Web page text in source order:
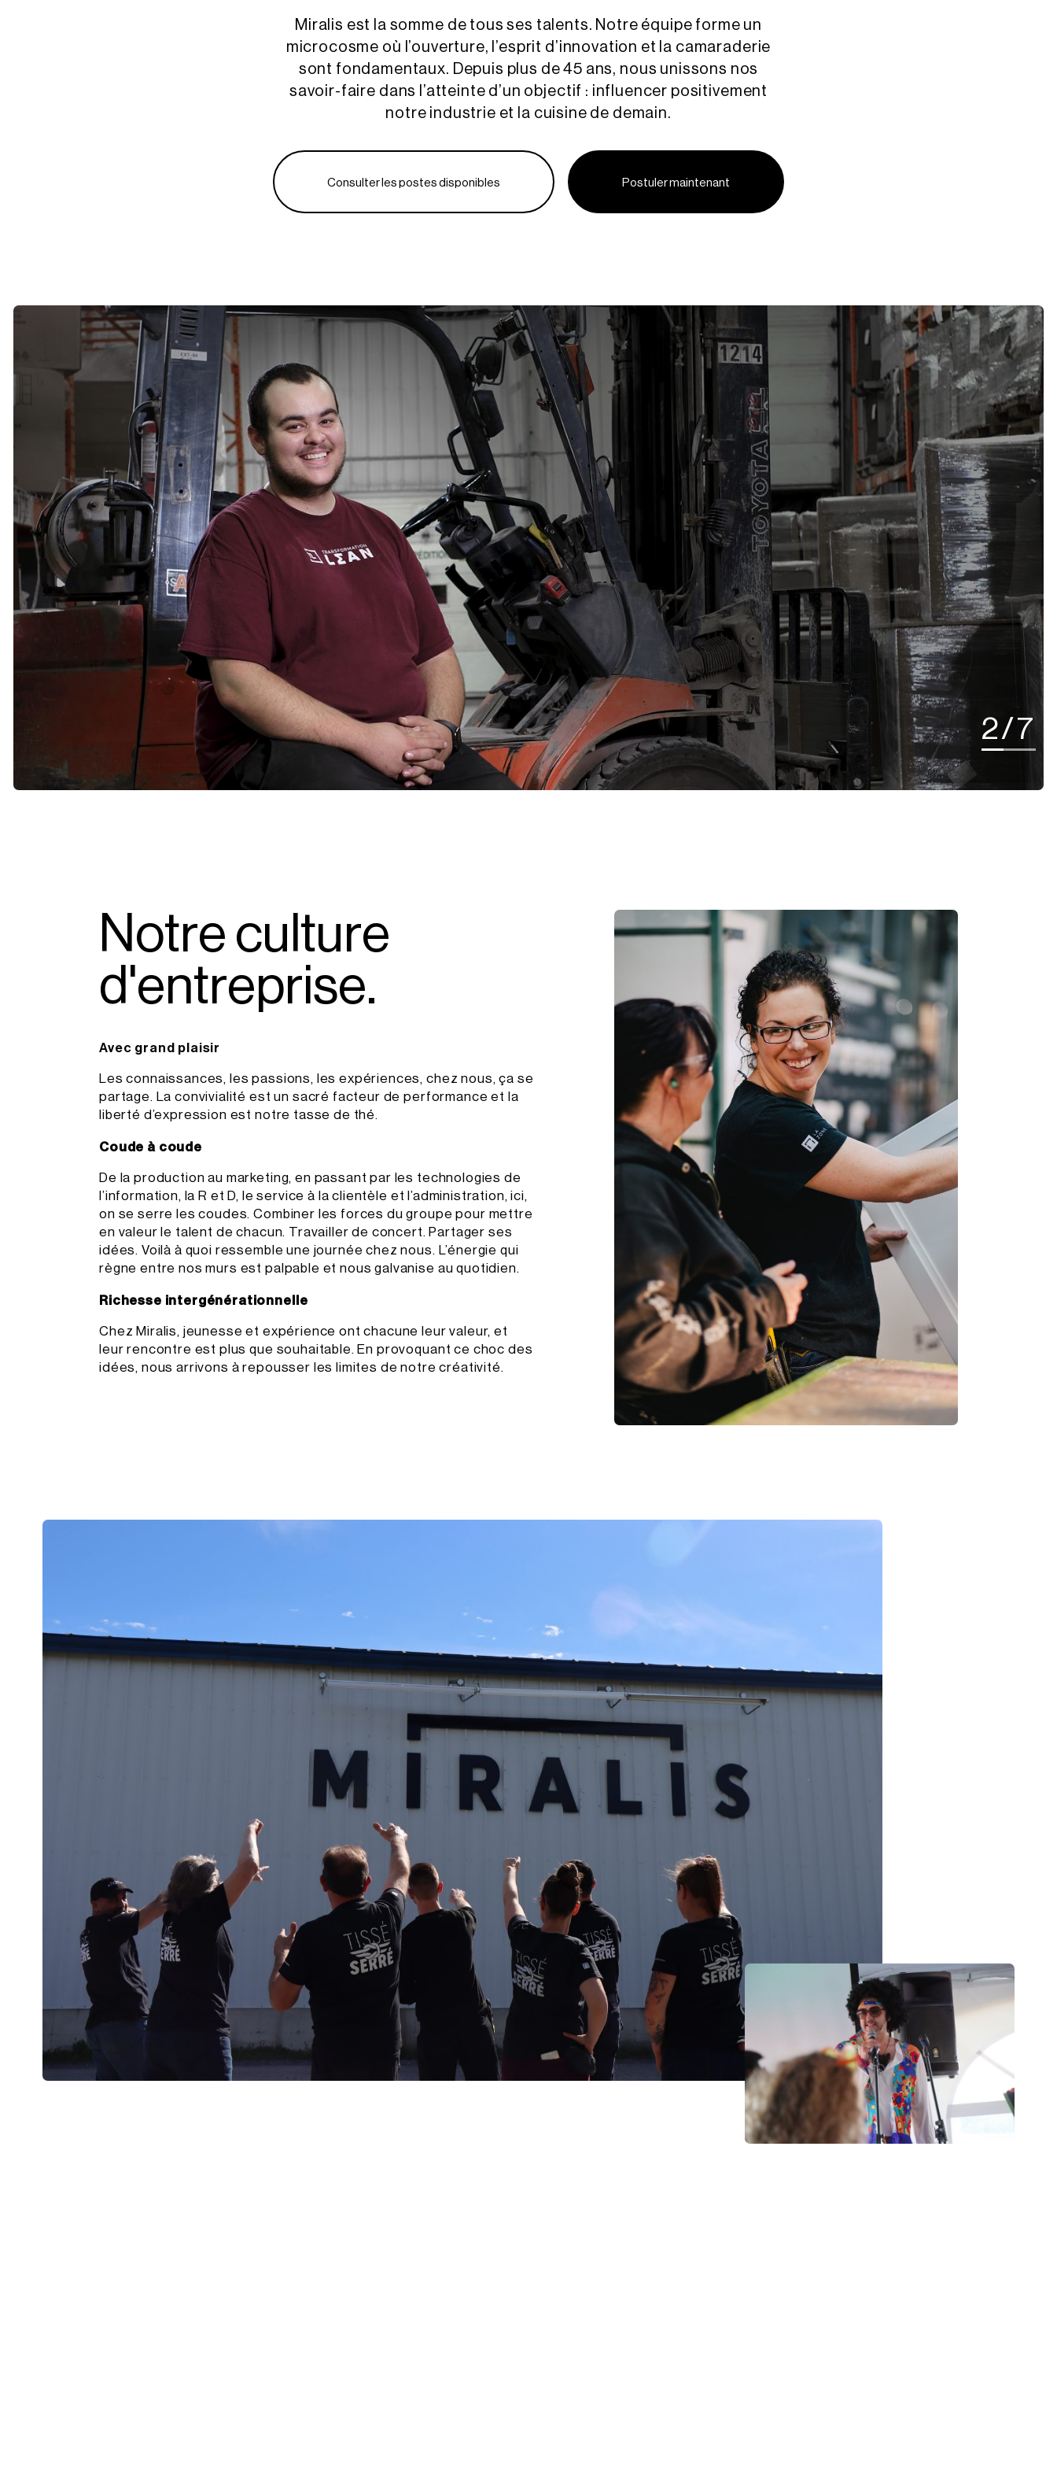
Miralis est la somme de tous ses talents. Notre équipe forme un
microcosme où l’ouverture, l’esprit d’innovation et la camaraderie
sont fondamentaux. Depuis plus de 45 ans, nous unissons nos
savoir-faire dans l’atteinte d’un objectif : influencer positivement
notre industrie et la cuisine de demain.
Consulter les postes disponibles Postuler maintenant
2/7
Notreculture
d'entreprise.
Avec grand plaisir
Les connaissances, les passions, les expériences, chez nous, ça se
partage. La convivialité est un sacré facteur de performance et la
liberté d’expression est notre tasse de thé.
Coude à coude
De la production au marketing, en passant par les technologies de
l’information, la R et D, le service à la clientèle et l’administration, ici,
on se serre les coudes. Combiner les forces du groupe pour mettre
en valeur le talent de chacun. Travailler de concert. Partager ses
idées. Voilà à quoi ressemble une journée chez nous. L’énergie qui
règne entre nos murs est palpable et nous galvanise au quotidien.
Richesse intergénérationnelle
Chez Miralis, jeunesse et expérience ont chacune leur valeur, et
leur rencontre est plus que souhaitable. En provoquant ce choc des
idées, nous arrivons à repousser les limites de notre créativité.
La Zone, c’est le nom qu’on donne aux initiatives sociales qui tissent des liens forts entre tous les
employés de Miralis. Cinq à sept, sorties à la cabane à sucre, concours, surprises, fêtes d’été et de Noël :
toutes ces occasions de faire vivre notre culture et de favoriser l’esprit de famille entre nous sont
valorisées (pour ne pas dire sacrées!), et elles font notre fierté.